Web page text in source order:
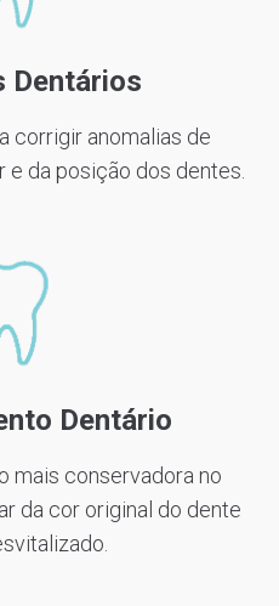
Dentários
corrigir anomalias de
da posição dos dentes.
Dentário
mais conservadora no
da cor original do dente